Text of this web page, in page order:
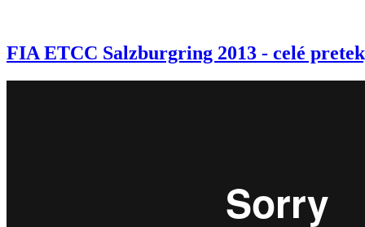
FIA ETCC Salzburgring 2013 - celé